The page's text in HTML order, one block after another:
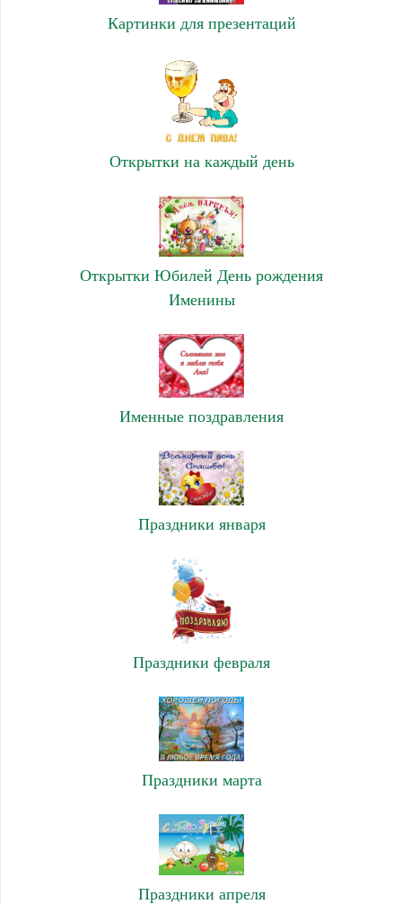
Картинки для презентаций
Открытки на каждый день
Открытки Юбилей День рождения
Именины
Именные поздравления
Праздники января
Праздники февраля
Праздники марта
Праздники апреля